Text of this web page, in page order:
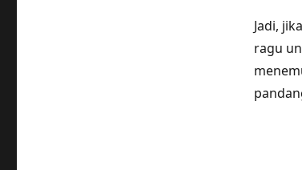
Jadi,
ragu